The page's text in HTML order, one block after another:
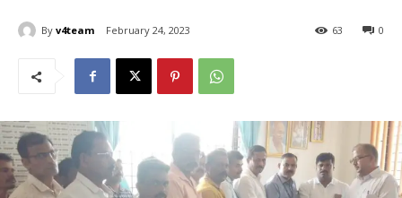
By v4team February 24, 2023 0
63